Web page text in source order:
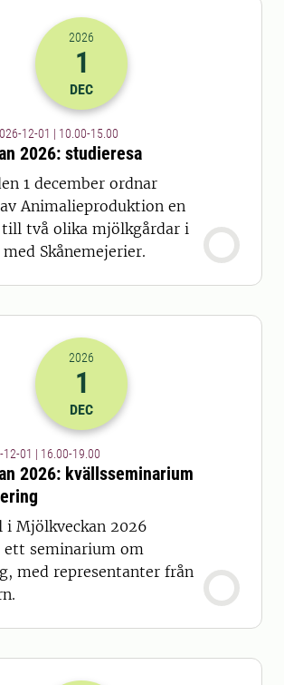
2026-01-12 09:00
2026
1
DEC
12-01 | 10.00-15.00
2026: studieresa
1 december ordnar
Animalieproduktion en
till två olika mjölkgårdar i
Skånemejerier.
2026-01-12 15:00
2026
1
DEC
01 | 16.00-19.00
2026: kvällsseminarium
i Mjölkveckan 2026
ett seminarium om
med representanter från